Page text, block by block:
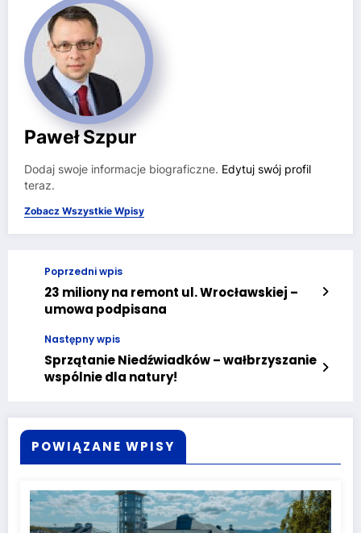
Paweł Szpur
Dodaj swoje informacje biograficzne. Edytuj swój profil
teraz.
Zobacz Wszystkie Wpisy
Poprzedni wpis
23 miliony na remont ul. Wrocławskiej –
umowa podpisana
Następny wpis
Sprzątanie Niedźwiadków – wałbrzyszanie
wspólnie dla natury!
POWIĄZANE WPISY